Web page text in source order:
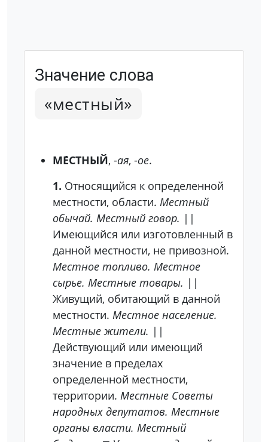
Значение слова
«местный»
МЕ́СТНЫЙ, -ая, -ое.
1. Относящийся к определенной
местности, области. Местный
обычай. Местный говор. ||
Имеющийся или изготовленный в
данной местности, не привозной.
Местное топливо. Местное
сырье. Местные товары. ||
Живущий, обитающий в данной
местности. Местное население.
Местные жители. ||
Действующий или имеющий
значение в пределах
определенной местности,
территории. Местные Советы
народных депутатов. Местные
органы власти. Местный